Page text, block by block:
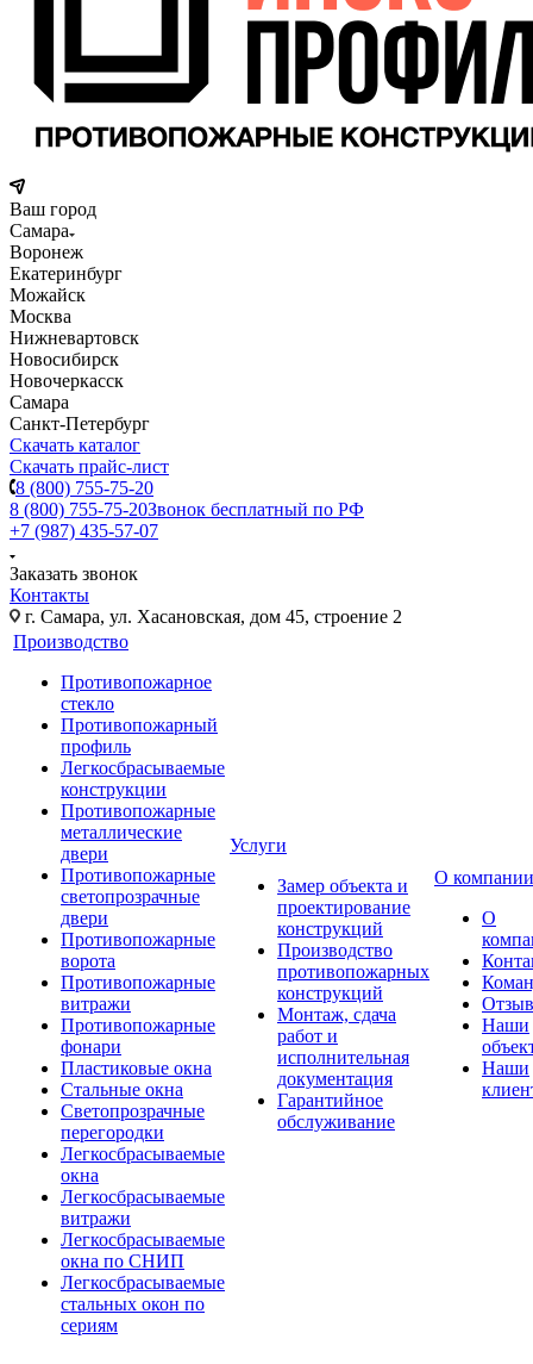
Ваш город
Самара
Воронеж
Екатеринбург
Можайск
Москва
Нижневартовск
Новосибирск
Новочеркасск
Самара
Санкт-Петербург
Скачать каталог
Скачать прайс-лист
8 (800) 755-75-20
8 (800) 755-75-20Звонок бесплатный по РФ
+7 (987) 435-57-07
Заказать звонок
Контакты
г. Самара, ул. Хасановская, дом 45, строение 2
Производство
Противопожарное
стекло
Противопожарный
профиль
Легкосбрасываемые
конструкции
Противопожарные
металлические
двери
Противопожарные
светопрозрачные
двери
Противопожарные
ворота
Противопожарные
витражи
Противопожарные
фонари
Пластиковые окна
Стальные окна
Светопрозрачные
перегородки
Легкосбрасываемые
окна
Легкосбрасываемые
витражи
Легкосбрасываемые
окна по СНИП
Легкосбрасываемые
стальных окон по
сериям
Услуги
Замер объекта и
проектирование
конструкций
Производство
противопожарных
конструкций
Монтаж, сдача
работ и
исполнительная
документация
Гарантийное
обслуживание
О компании
О
Наши
Наши